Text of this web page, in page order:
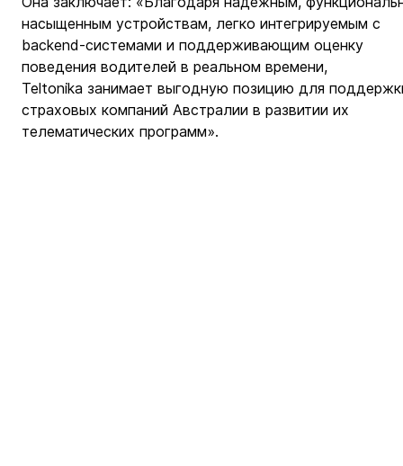
насыщенным устройствам, легко интегрируемым с
backend-системами и поддерживающим оценку
поведения водителей в реальном времени,
Teltonika занимает выгодную позицию для
страховых компаний Австралии в развитии их
телематических программ».